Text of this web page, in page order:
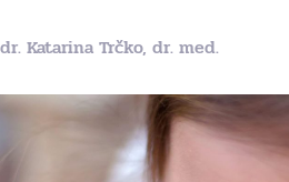
Katarina Trčko, dr. med.